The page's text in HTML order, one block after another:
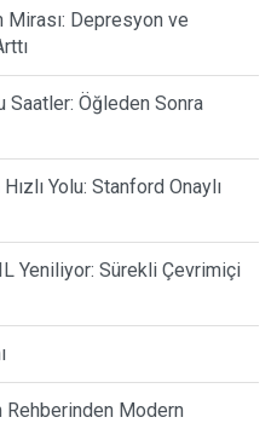
Mirası: Depresyon ve
Saatler: Öğleden Sonra
Yolu: Stanford Onaylı
Yeniliyor: Sürekli Çevrimiçi
Rehberinden Modern